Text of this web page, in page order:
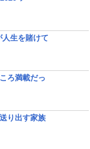
人生を賭けて
ろ満載だっ
り出す家族